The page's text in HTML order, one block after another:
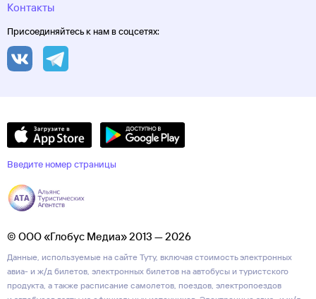
Контакты
Присоединяйтесь к нам в соцсетях:
Введите номер страницы
© ООО «Глобус Медиа» 2013 — 2026
Данные, используемые на сайте Туту, включая стоимость электронных
авиа- и ж/д билетов, электронных билетов на автобусы и туристского
продукта, а также расписание самолетов, поездов, электропоездов